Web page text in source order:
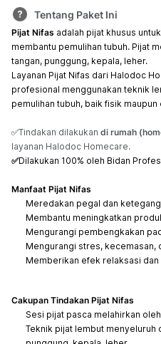
Tentang Paket Ini
Pijat Nifas adalah pijat khusus
membantu pemulihan tubuh. Pijat
tangan, punggung, kepala, leher.
Layanan Pijat Nifas dari Halodoc
profesional menggunakan teknik
pemulihan tubuh, baik fisik maupun
✅Tindakan dilakukan di rumah
layanan Halodoc Homecare.
✅Dilakukan 100% oleh Bidan
Manfaat Pijat Nifas
Meredakan pegal dan
Membantu meningkatkan
Mengurangi pembengkakan
Mengurangi stres,
Memberikan efek relaksasi
Cakupan Tindakan Pijat Nifas
Sesi pijat pasca melahirkan
Teknik pijat lembut menyeluruh